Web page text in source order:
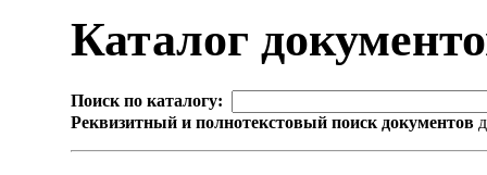
Каталог
Поиск по каталогу:
Реквизитный и полнотекстовый поиск документов